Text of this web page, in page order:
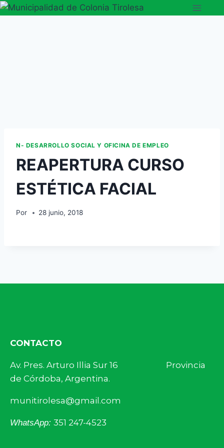
N- DESARROLLO SOCIAL Y OFICINA DE EMPLEO
REAPERTURA CURSO
ESTÉTICA FACIAL
Por 28 junio, 2018
CONTACTO
Av. Pres. Arturo Illia Sur 16 Provincia
de Córdoba, Argentina.
munitirolesa@gmail.com
WhatsApp: 351 247-4523